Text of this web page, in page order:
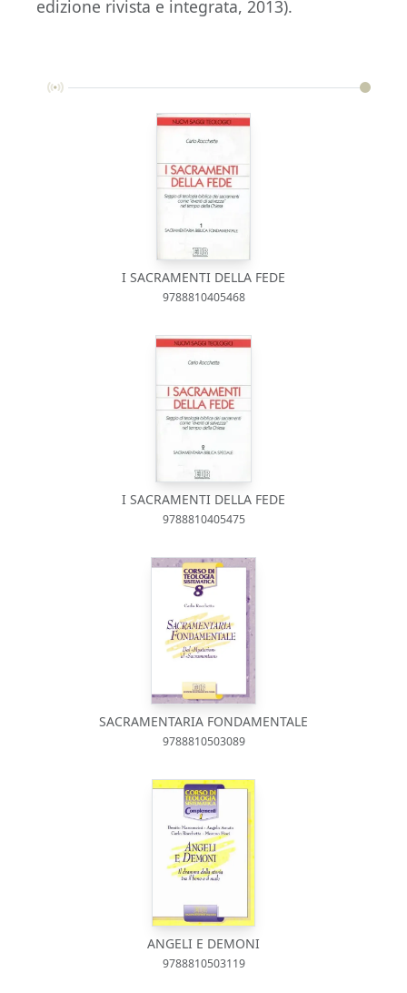
edizione rivista e integrata, 2013).
I SACRAMENTI DELLA FEDE
9788810405468
I SACRAMENTI DELLA FEDE
9788810405475
SACRAMENTARIA FONDAMENTALE
9788810503089
ANGELI E DEMONI
9788810503119